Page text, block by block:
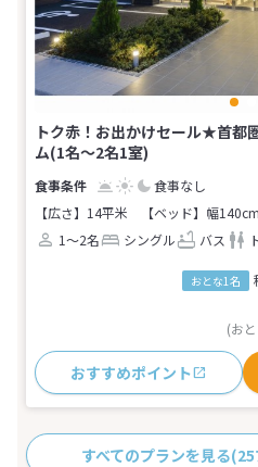
トク赤！お出かけセール★首
ム(1名～2名1室)
食事なし
【広さ】14平米
【ベッド】幅
1～2名
シングル バス
おとな1名
(お
おすすめポイント
すべてのプランを見る(25